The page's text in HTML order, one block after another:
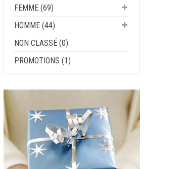
FEMME (69)
HOMME (44)
NON CLASSÉ (0)
PROMOTIONS (1)